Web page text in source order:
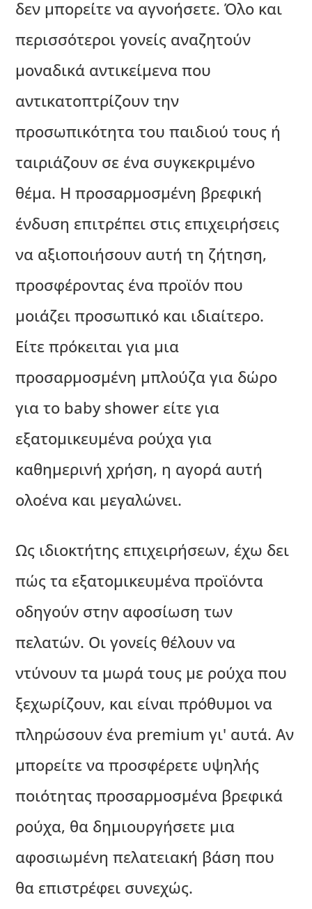
δεν μπορείτε να αγνοήσετε. Όλο και
περισσότεροι γονείς αναζητούν
μοναδικά αντικείμενα που
αντικατοπτρίζουν την
προσωπικότητα του παιδιού τους ή
ταιριάζουν σε ένα συγκεκριμένο
θέμα. Η προσαρμοσμένη βρεφική
ένδυση επιτρέπει στις επιχειρήσεις
να αξιοποιήσουν αυτή τη ζήτηση,
προσφέροντας ένα προϊόν που
μοιάζει προσωπικό και ιδιαίτερο.
Είτε πρόκειται για μια
προσαρμοσμένη μπλούζα για δώρο
για το baby shower είτε για
εξατομικευμένα ρούχα για
καθημερινή χρήση, η αγορά αυτή
ολοένα και μεγαλώνει.
Ως ιδιοκτήτης επιχειρήσεων, έχω δει
πώς τα εξατομικευμένα προϊόντα
οδηγούν στην αφοσίωση των
πελατών. Οι γονείς θέλουν να
ντύνουν τα μωρά τους με ρούχα που
ξεχωρίζουν, και είναι πρόθυμοι να
πληρώσουν ένα premium γι' αυτά. Αν
μπορείτε να προσφέρετε υψηλής
ποιότητας προσαρμοσμένα βρεφικά
ρούχα, θα δημιουργήσετε μια
αφοσιωμένη πελατειακή βάση που
θα επιστρέφει συνεχώς.